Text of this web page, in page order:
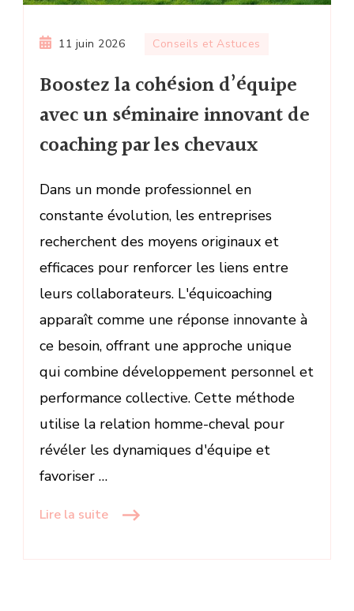
11 juin 2026 Conseils et Astuces
Boostez la cohésion d’équipe
avec un séminaire innovant de
coaching par les chevaux
Dans un monde professionnel en
constante évolution, les entreprises
recherchent des moyens originaux et
efficaces pour renforcer les liens entre
leurs collaborateurs. L'équicoaching
apparaît comme une réponse innovante à
ce besoin, offrant une approche unique
qui combine développement personnel et
performance collective. Cette méthode
utilise la relation homme-cheval pour
révéler les dynamiques d'équipe et
favoriser …
Lire la suite